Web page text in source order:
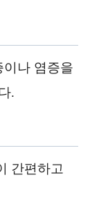
나 염증을
.
간편하고